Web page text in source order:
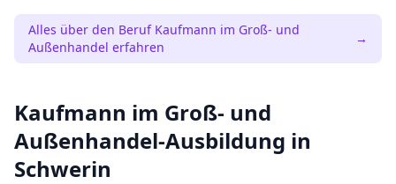
Alles über den Beruf Kaufmann im Groß- und
Außenhandel erfahren
→
Kaufmann im Groß- und
Außenhandel-Ausbildung in
Schwerin